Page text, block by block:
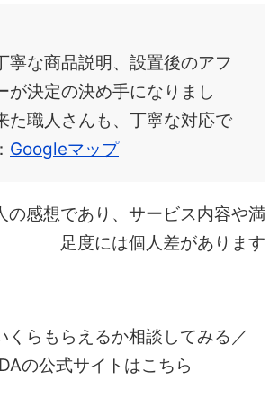
寧な商品説明、設置後のアフ
が決定の決め手になりまし
た職人さんも、丁寧な対応で
Googleマップ
の感想であり、サービス内容や満
足度には個人差があります
くらもらえるか相談してみる／
の公式サイトはこちら